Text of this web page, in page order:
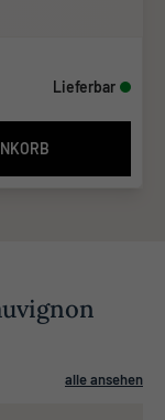
Lieferbar
alle ansehen